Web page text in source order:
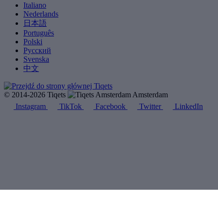
Italiano
Nederlands
日本語
Português
Polski
Русский
Svenska
中文
© 2014-2026 Tiqets
Amsterdam
Instagram
TikTok Facebook Twitter LinkedIn